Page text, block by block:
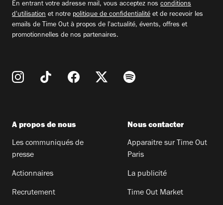
En entrant votre adresse mail, vous acceptez nos conditions
d'utilisation et notre politique de confidentialité et de recevoir les
emails de Time Out à propos de l'actualité, évents, offres et
promotionnelles de nos partenaires.
A propos de nous
Les communiqués de
presse
Actionnaires
Recrutement
Nous contacter
Apparaitre sur Time Out
Paris
La publicité
Time Out Market